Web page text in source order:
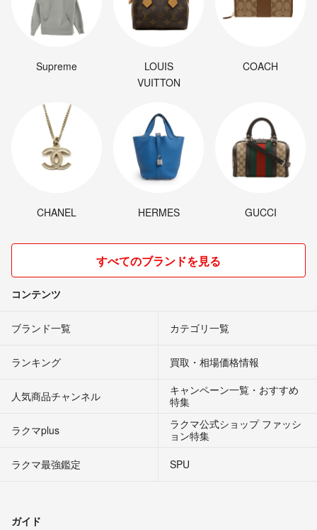
Supreme
LOUIS
VUITTON
COACH
CHANEL HERMES GUCCI
すべてのブランドを見る
コンテンツ
ブランド一覧 カテゴリ一覧
ランキング 買取・相場価格情報
人気商品チャンネル
キャンペーン一覧・おすすめ
特集
ラクマplus
ラクマ公式ショップ ファッシ
ョン特集
ラクマ最強鑑定
SPU
ガイド